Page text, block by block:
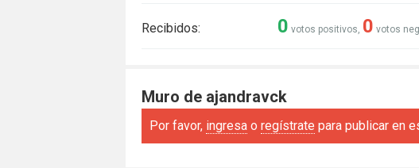
Recibidos: 0 votos positivos, 0 votos
Muro de ajandravck
Por favor, ingresa oregístrate para publicar en